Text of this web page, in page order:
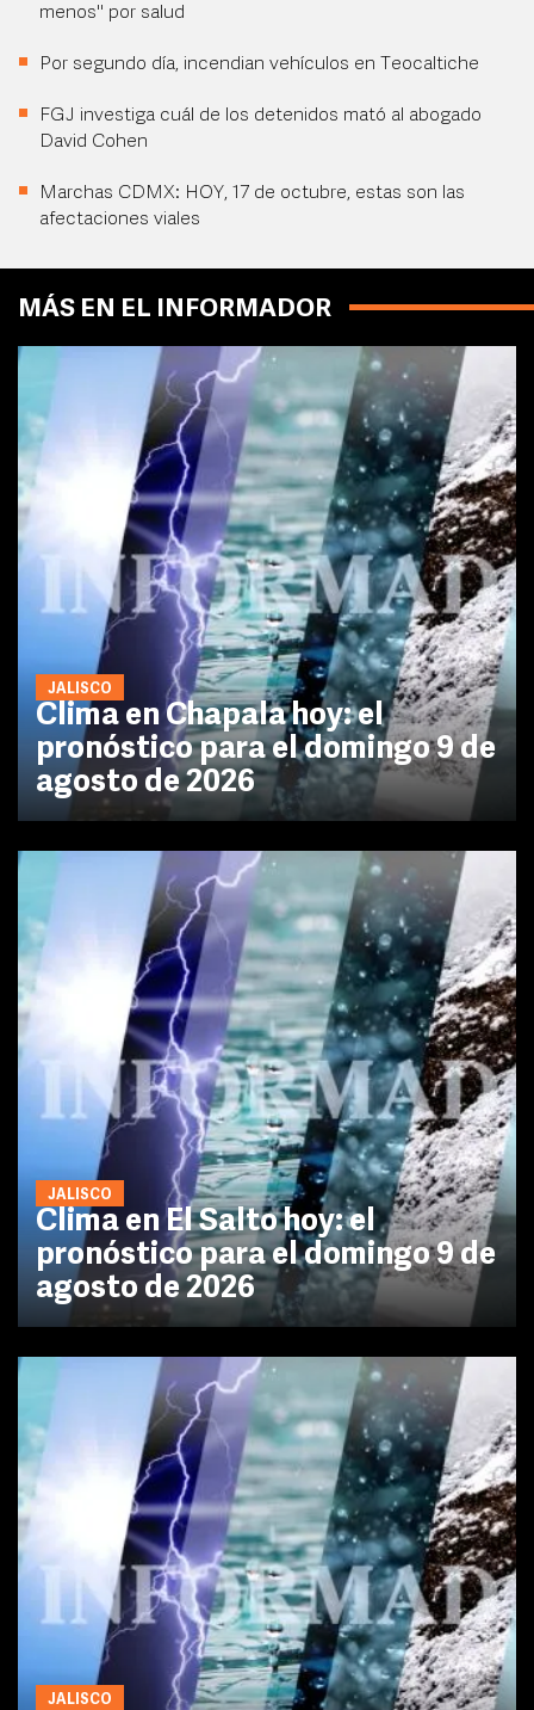
menos" por salud
Por segundo día, incendian vehículos en Teocaltiche
FGJ investiga cuál de los detenidos mató al abogado
David Cohen
Marchas CDMX: HOY, 17 de octubre, estas son las
afectaciones viales
MÁS EN EL INFORMADOR
JALISCO
Clima en Chapala hoy: el
pronóstico para el domingo 9 de
agosto de 2026
JALISCO
Clima en El Salto hoy: el
pronóstico para el domingo 9 de
agosto de 2026
JALISCO